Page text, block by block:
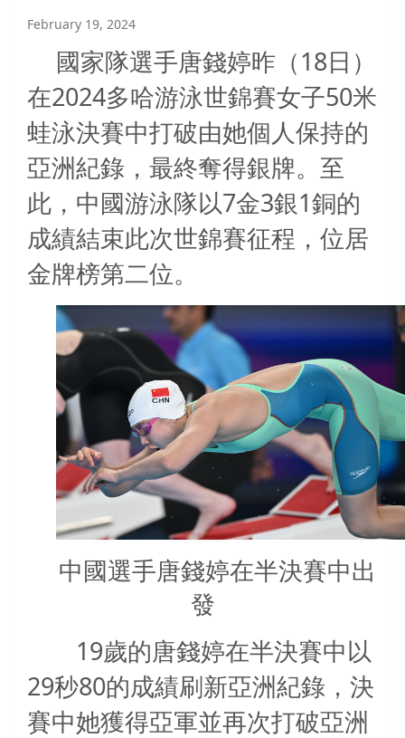
February 19, 2024
國家隊選手唐錢婷昨（ 18 日）
在2024多哈游泳世錦賽女子50米
蛙泳決賽中打破由她個人保持的
亞洲紀錄，最終奪得銀牌。至
此，中國游泳隊以7金3銀1銅的
成績結束此次世錦賽征程，位居
金牌榜第二位。
中國選手唐錢婷在半決賽中出
發
19歲的唐錢婷在半決賽中以
29秒80的成績刷新亞洲紀錄，決
賽中她獲得亞軍並再次打破亞洲